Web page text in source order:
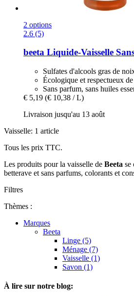
2 options
2.6 (5)
beeta Liquide-​Vaisselle
Sulfates d'alcools gras de
Écologique et respectueux
Sans parfum, sans huiles
€ 5,19 (€ 10,38 / L)
Livraison jusqu'au 13 août
Vaisselle: 1 article
Tous les prix TTC.
Les produits pour la vaisselle de Beeta se
betterave et sans parfums, colorants et
Filtres
Thèmes :
Marques
Beeta
Linge (5)
Ménage (7)
Vaisselle (1)
Savon (1)
À lire sur notre blog: